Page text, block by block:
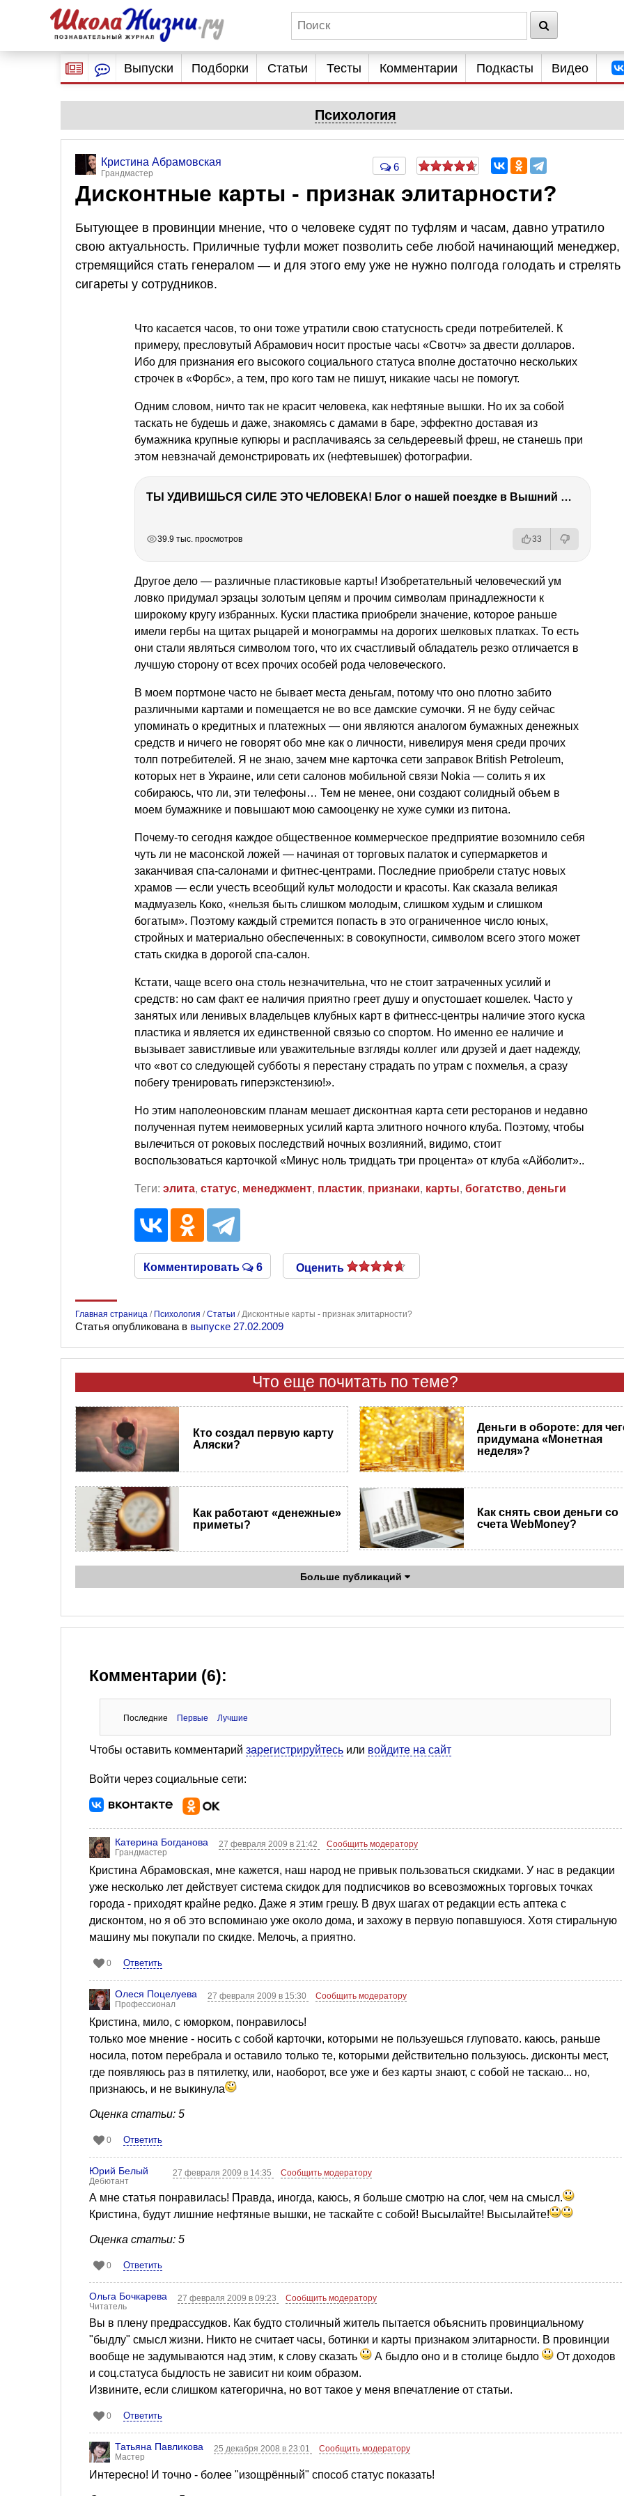
Выпуски Подборки Статьи Тесты Комментарии Подкасты Видео
Психология
Кристина Абрамовская
Грандмастер
6
Дисконтные карты - признак элитарности?
Бытующее в провинции мнение, что о человеке судят по туфлям и часам, давно утратило
свою актуальность. Приличные туфли может позволить себе любой начинающий менеджер,
стремящийся стать генералом — и для этого ему уже не нужно полгода голодать и стрелять
сигареты у сотрудников.
Что касается часов, то они тоже утратили свою статусность среди потребителей. К
примеру, пресловутый Абрамович носит простые часы «Свотч» за двести долларов.
Ибо для признания его высокого социального статуса вполне достаточно нескольких
строчек в «Форбс», а тем, про кого там не пишут, никакие часы не помогут.
Одним словом, ничто так не красит человека, как нефтяные вышки. Но их за собой
таскать не будешь и даже, знакомясь с дамами в баре, эффектно доставая из
бумажника крупные купюры и расплачиваясь за сельдереевый фреш, не станешь при
этом невзначай демонстрировать их (нефтевышек) фотографии.
ТЫ УДИВИШЬСЯ СИЛЕ ЭТО ЧЕЛОВЕКА! Блог о нашей поездке в Вышний Волочек
39.9 тыс. просмотров 33
Другое дело — различные пластиковые карты! Изобретательный человеческий ум
ловко придумал эрзацы золотым цепям и прочим символам принадлежности к
широкому кругу избранных. Куски пластика приобрели значение, которое раньше
имели гербы на щитах рыцарей и монограммы на дорогих шелковых платках. То есть
они стали являться символом того, что их счастливый обладатель резко отличается в
лучшую сторону от всех прочих особей рода человеческого.
В моем портмоне часто не бывает места деньгам, потому что оно плотно забито
различными картами и помещается не во все дамские сумочки. Я не буду сейчас
упоминать о кредитных и платежных — они являются аналогом бумажных денежных
средств и ничего не говорят обо мне как о личности, нивелируя меня среди прочих
толп потребителей. Я не знаю, зачем мне карточка сети заправок British Petroleum,
которых нет в Украине, или сети салонов мобильной связи Nokia — солить я их
собираюсь, что ли, эти телефоны… Тем не менее, они создают солидный объем в
моем бумажнике и повышают мою самооценку не хуже сумки из питона.
Почему-то сегодня каждое общественное коммерческое предприятие возомнило себя
чуть ли не масонской ложей — начиная от торговых палаток и супермаркетов и
заканчивая спа-салонами и фитнес-центрами. Последние приобрели статус новых
храмов — если учесть всеобщий культ молодости и красоты. Как сказала великая
мадмуазель Коко, «нельзя быть слишком молодым, слишком худым и слишком
богатым». Поэтому каждый стремится попасть в это ограниченное число юных,
стройных и материально обеспеченных: в совокупности, символом всего этого может
стать скидка в дорогой спа-салон.
Кстати, чаще всего она столь незначительна, что не стоит затраченных усилий и
средств: но сам факт ее наличия приятно греет душу и опустошает кошелек. Часто у
занятых или ленивых владельцев клубных карт в фитнесс-центры наличие этого куска
пластика и является их единственной связью со спортом. Но именно ее наличие и
вызывает завистливые или уважительные взгляды коллег или друзей и дает надежду,
что «вот со следующей субботы я перестану страдать по утрам с похмелья, а сразу
побегу тренировать гиперэкстензию!».
Но этим наполеоновским планам мешает дисконтная карта сети ресторанов и недавно
полученная путем неимоверных усилий карта элитного ночного клуба. Поэтому, чтобы
вылечиться от роковых последствий ночных возлияний, видимо, стоит
воспользоваться карточкой «Минус ноль тридцать три процента» от клуба «Айболит»..
Теги: элита, статус, менеджмент, пластик, признаки, карты, богатство, деньги
Комментировать 6 Оценить
Главная страница / Психология /Статьи / Дисконтные карты - признак элитарности?
Статья опубликована в выпуске 27.02.2009
Что еще почитать по теме?
Кто создал первую карту
Аляски?
Деньги в обороте: для
придумана «Монетная
неделя»?
Как работают «денежные»
приметы?
Как снять свои деньги со
счета WebMoney?
Больше публикаций
Комментарии (6):
Последние Первые Лучшие
Чтобы оставить комментарий зарегистрируйтесь или войдите на сайт
Войти через социальные сети:
Катерина Богданова
Грандмастер
27 февраля 2009 в 21:42 Сообщить модератору
Кристина Абрамовская, мне кажется, наш народ не привык пользоваться скидками. У нас в редакции
уже несколько лет действует система скидок для подписчиков во всевозможных торговых точках
города - приходят крайне редко. Даже я этим грешу. В двух шагах от редакции есть аптека с
дисконтом, но я об это вспоминаю уже около дома, и захожу в первую попавшуюся. Хотя стиральную
машину мы покупали по скидке. Мелочь, а приятно.
0 Ответить
Олеся Поцелуева
Профессионал
27 февраля 2009 в 15:30 Сообщить модератору
Кристина, мило, с юморком, понравилось!
только мое мнение - носить с собой карточки, которыми не пользуешься глуповато. каюсь, раньше
носила, потом перебрала и оставило только те, которыми действительно пользуюсь. дисконты мест,
где появляюсь раз в пятилетку, или, наоборот, все уже и без карты знают, с собой не таскаю... но,
признаюсь, и не выкинула
Оценка статьи: 5
0 Ответить
Юрий Белый
Дебютант
27 февраля 2009 в 14:35 Сообщить модератору
А мне статья понравилась! Правда, иногда, каюсь, я больше смотрю на слог, чем на смысл.
Кристина, будут лишние нефтяные вышки, не таскайте с собой! Высылайте! Высылайте!
Оценка статьи: 5
0 Ответить
Ольга Бочкарева
Читатель
27 февраля 2009 в 09:23 Сообщить модератору
Вы в плену предрассудков. Как будто столичный житель пытается объяснить провинциальному
"быдлу" смысл жизни. Никто не считает часы, ботинки и карты признаком элитарности. В провинции
вообще не задумываются над этим, к слову сказать
А быдло оно и в столице быдло
От доходов
и соц.статуса быдлость не зависит ни коим образом.
Извините, если слишком категорична, но вот такое у меня впечатление от статьи.
0 Ответить
Татьяна Павликова
Мастер
25 декабря 2008 в 23:01 Сообщить модератору
Интересно! И точно - более "изощрённый" способ статус показать!